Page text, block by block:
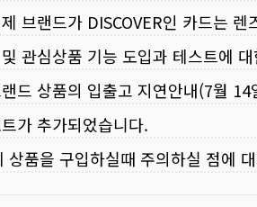
브랜드가 DISCOVER인 카드는
관심상품 기능 도입과 테스트에 대
드 상품의 입출고 지연안내(7월 14
가 추가되었습니다.
상품을 구입하실때 주의하실 점에